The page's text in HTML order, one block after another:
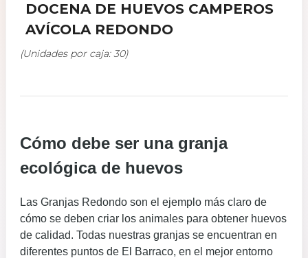
DOCENA DE HUEVOS CAMPEROS
AVÍCOLA REDONDO
(Unidades por caja: 30)
Cómo debe ser una granja
ecológica de huevos
Las Granjas Redondo son el ejemplo más claro de
cómo se deben criar los animales para obtener huevos
de calidad. Todas nuestras granjas se encuentran en
diferentes puntos de El Barraco, en el mejor entorno